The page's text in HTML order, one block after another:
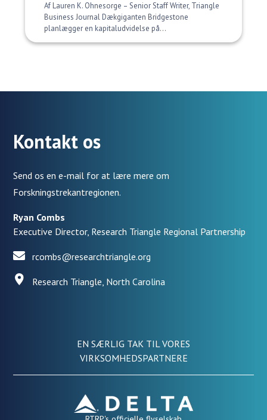
Af Lauren K. Ohnesorge – Senior Staff Writer, Triangle
Business Journal Dækgiganten Bridgestone
planlægger en kapitaludvidelse på...
Kontakt os
Send os en e-mail for at lære mere om
Forskningstrekantregionen.
Ryan Combs
Executive Director, Research Triangle Regional Partnership
rcombs@researchtriangle.org
Research Triangle, North Carolina
EN SÆRLIG TAK TIL VORES
VIRKSOMHEDSPARTNERE